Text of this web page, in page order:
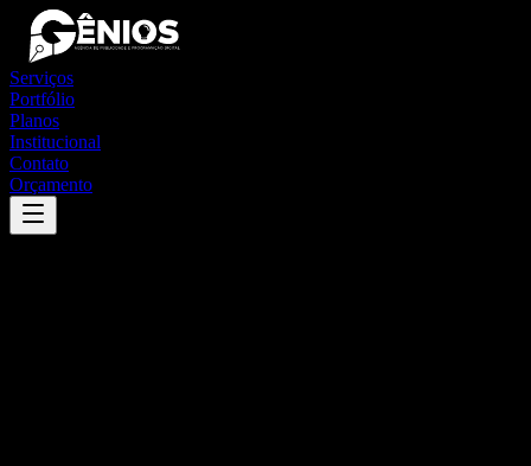
Serviços
Portfólio
Planos
Institucional
Contato
Orçamento